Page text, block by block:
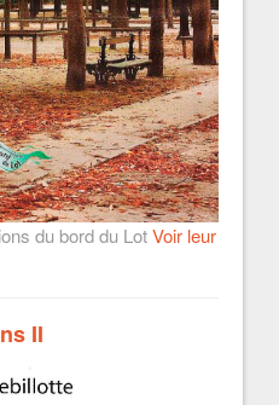
du bord du LotVoir leur
II